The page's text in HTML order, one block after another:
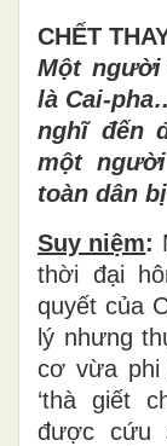
CHẾT
Một
là Cai-
nghĩ đến
một
toàn dân
Suy niệm:
thời đại
quyết của
lý nhưng
cơ vừa phi
‘thà giết
được cứu